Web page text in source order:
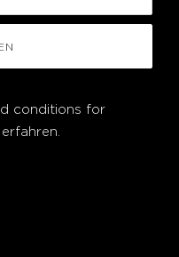
conditions for